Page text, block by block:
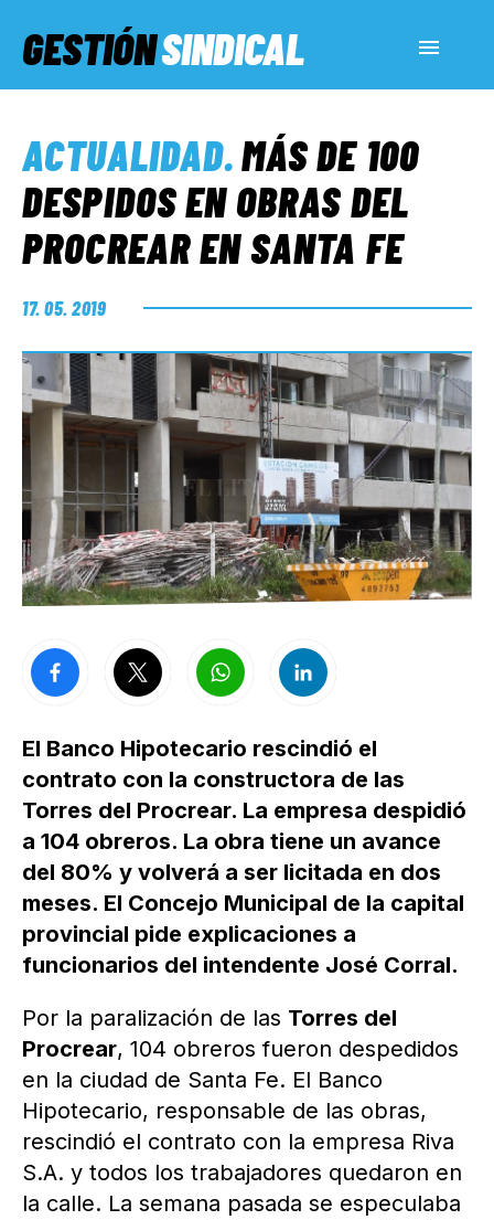
GESTIÓNSINDICAL
SERVICIOS SOCIALES
INFORMES ESPECIALES
FUERA DE MEGÁFONO
EL LADO «G»
ACTUALIDAD.MÁS DE 100
DESPIDOS EN OBRAS DEL
PROCREAR EN SANTA FE
17. 05. 2019
El Banco Hipotecario rescindió el
contrato con la constructora de las
Torres del Procrear. La empresa despidió
a 104 obreros. La obra tiene un avance
del 80% y volverá a ser licitada en dos
meses. El Concejo Municipal de la capital
provincial pide explicaciones a
funcionarios del intendente José Corral.
Por la paralización de las Torres del
Procrear, 104 obreros fueron despedidos
en la ciudad de Santa Fe. El Banco
Hipotecario, responsable de las obras,
rescindió el contrato con la empresa Riva
S.A. y todos los trabajadores quedaron en
la calle. La semana pasada se especulaba